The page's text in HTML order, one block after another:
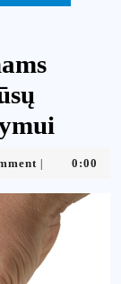
0:00